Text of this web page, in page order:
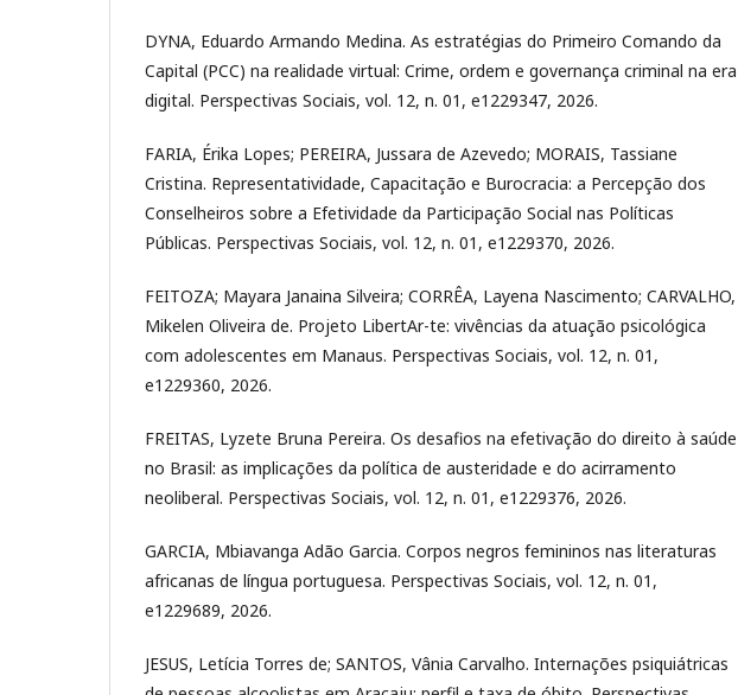
DYNA, Eduardo Armando Medina. As estratégias do Primeiro Comando da
Capital (PCC) na realidade virtual: Crime, ordem e governança criminal na era
digital. Perspectivas Sociais, vol. 12, n. 01, e1229347, 2026.
FARIA, Érika Lopes; PEREIRA, Jussara de Azevedo; MORAIS, Tassiane
Cristina. Representatividade, Capacitação e Burocracia: a Percepção dos
Conselheiros sobre a Efetividade da Participação Social nas Políticas
Públicas. Perspectivas Sociais, vol. 12, n. 01, e1229370, 2026.
FEITOZA; Mayara Janaina Silveira; CORRÊA, Layena Nascimento; CARVALHO,
Mikelen Oliveira de. Projeto LibertAr-te: vivências da atuação psicológica
com adolescentes em Manaus. Perspectivas Sociais, vol. 12, n. 01,
e1229360, 2026.
FREITAS, Lyzete Bruna Pereira. Os desafios na efetivação do direito à saúde
no Brasil: as implicações da política de austeridade e do acirramento
neoliberal. Perspectivas Sociais, vol. 12, n. 01, e1229376, 2026.
GARCIA, Mbiavanga Adão Garcia. Corpos negros femininos nas literaturas
africanas de língua portuguesa. Perspectivas Sociais, vol. 12, n. 01,
e1229689, 2026.
JESUS, Letícia Torres de; SANTOS, Vânia Carvalho. Internações psiquiátricas